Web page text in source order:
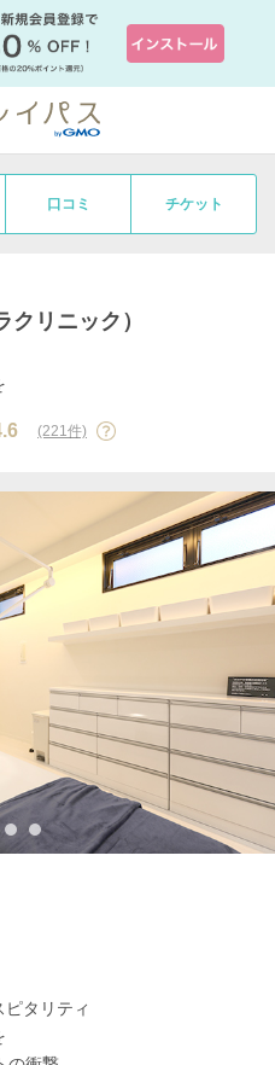
口コミ チケット
リニック）
(221件)
ピタリティ